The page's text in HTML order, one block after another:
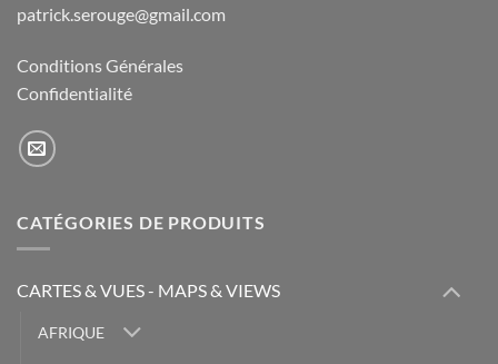
patrick.serouge@gmail.com
Conditions Générales
Confidentialité
CATÉGORIES DE PRODUITS
CARTES & VUES - MAPS & VIEWS
AFRIQUE